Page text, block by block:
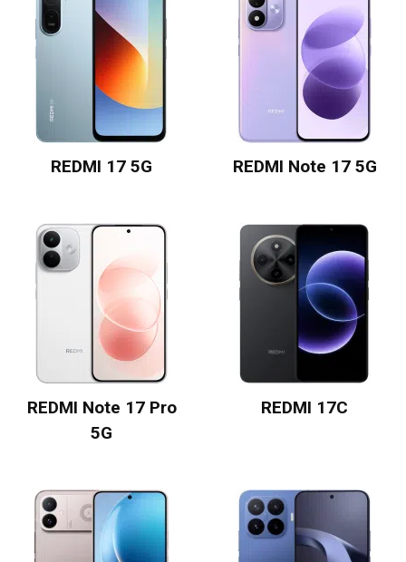
REDMI 17 5G REDMI Note 17 5G
REDMI Note 17 Pro
5G
REDMI 17C